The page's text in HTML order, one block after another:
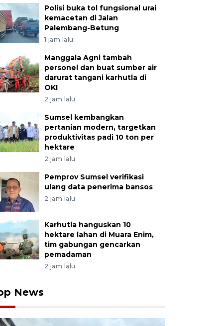
Polisi buka tol fungsional urai
kemacetan di Jalan
Palembang-Betung
1 jam lalu
Manggala Agni tambah
personel dan buat sumber air
darurat tangani karhutla di
OKI
2 jam lalu
Sumsel kembangkan
pertanian modern, targetkan
produktivitas padi 10 ton per
hektare
2 jam lalu
Pemprov Sumsel verifikasi
ulang data penerima bansos
2 jam lalu
Karhutla hanguskan 10
hektare lahan di Muara Enim,
tim gabungan gencarkan
pemadaman
2 jam lalu
News